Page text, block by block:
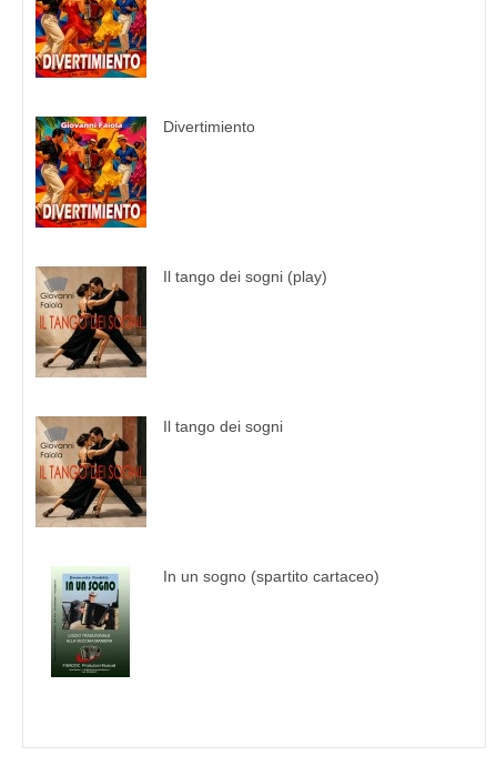
Divertimiento
Il tango dei sogni (play)
Il tango dei sogni
In un sogno (spartito cartaceo)